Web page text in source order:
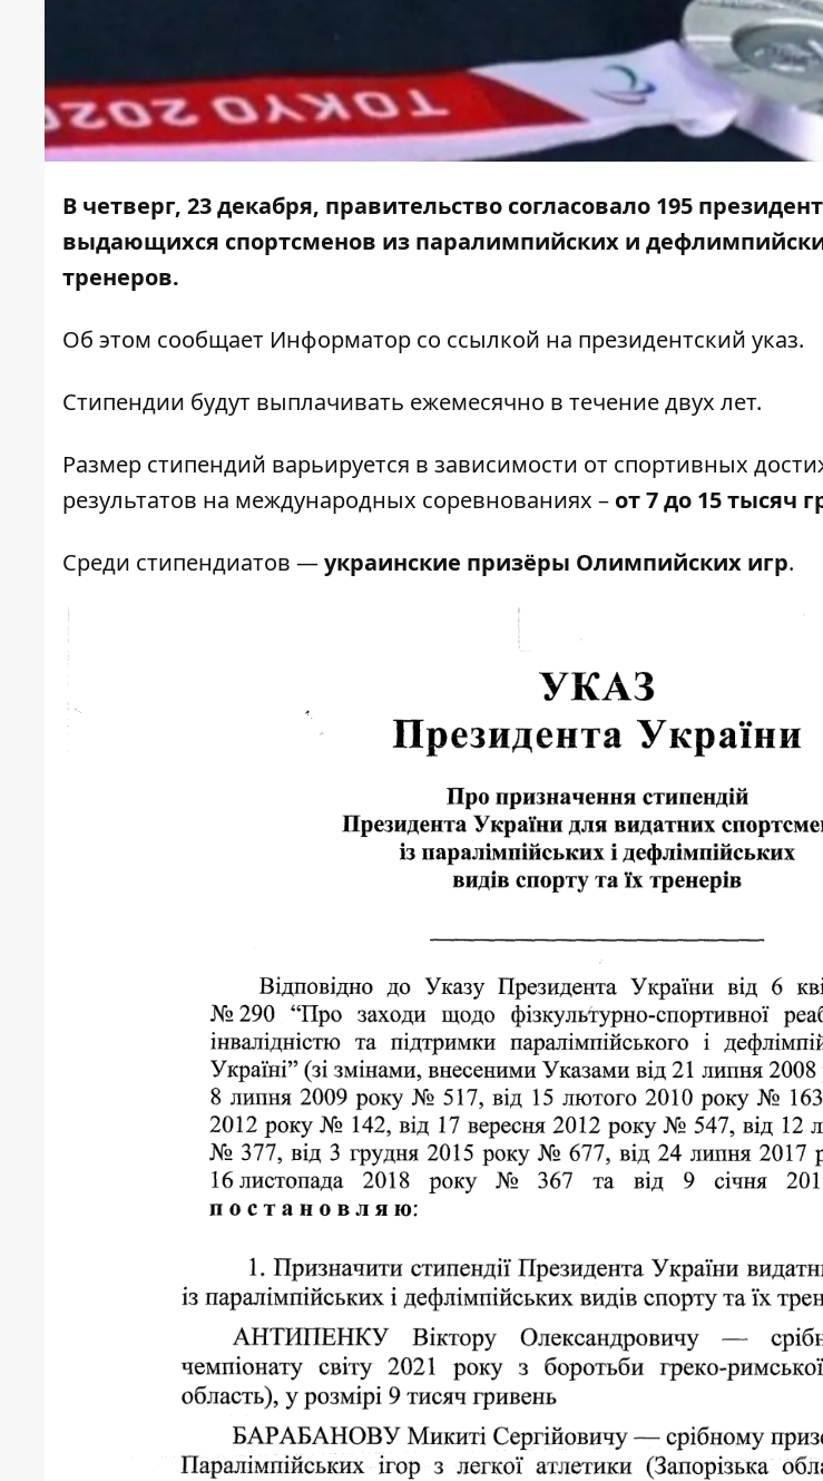
В четверг, 23 декабря, правительство согласовало 195
выдающихся спортсменов из паралимпийских и
тренеров.
Об этом сообщает Информатор со ссылкой на президентский указ.
Стипендии будут выплачивать ежемесячно в течение двух лет.
Размер стипендий варьируется в зависимости от спортивных
результатов на международных соревнованиях – от 7 до 15 тысяч
Среди стипендиатов —украинские призёры Олимпийских игр.